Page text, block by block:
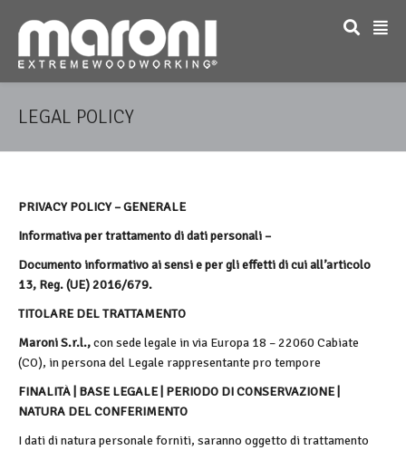
LEGAL POLICY
PRIVACY POLICY – GENERALE
Informativa per trattamento di dati personali –
Documento informativo ai sensi e per gli effetti di cui all’articolo
13, Reg. (UE) 2016/679.
TITOLARE DEL TRATTAMENTO
Maroni S.r.l.,con sede legale in via Europa 18 – 22060 Cabiate
(CO), in persona del Legale rappresentante pro tempore
FINALITÀ | BASE LEGALE | PERIODO DI CONSERVAZIONE |
NATURA DEL CONFERIMENTO
I dati di natura personale forniti, saranno oggetto di trattamento